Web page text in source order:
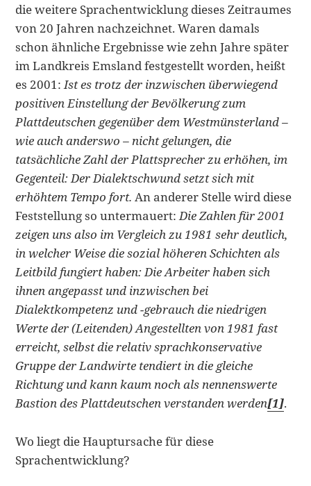
die weitere Sprachentwicklung dieses Zeitraumes
von 20 Jahren nachzeichnet. Waren damals
schon ähnliche Ergebnisse wie zehn Jahre später
im Landkreis Emsland festgestellt worden, heißt
es 2001:Ist es trotz der inzwischen überwiegend
positiven Einstellung der Bevölkerung zum
Plattdeutschen gegenüber dem Westmünsterland –
wie auch anderswo – nicht gelungen, die
tatsächliche Zahl der Plattsprecher zu erhöhen, im
Gegenteil: Der Dialektschwund setzt sich mit
erhöhtem Tempo fort.An anderer Stelle wird diese
Feststellung so untermauert:Die Zahlen für 2001
zeigen uns also im Vergleich zu 1981 sehr deutlich,
in welcher Weise die sozial höheren Schichten als
Leitbild fungiert haben: Die Arbeiter haben sich
ihnen angepasst und inzwischen bei
Dialektkompetenz und -gebrauch die niedrigen
Werte der (Leitenden) Angestellten von 1981 fast
erreicht, selbst die relativ sprachkonservative
Gruppe der Landwirte tendiert in die gleiche
Richtung und kann kaum noch als nennenswerte
Bastion des Plattdeutschen verstanden werden[1].
Wo liegt die Hauptursache für diese
Sprachentwicklung?